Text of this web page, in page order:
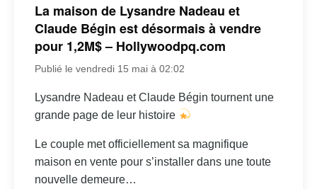
La maison de Lysandre Nadeau et
Claude Bégin est désormais à vendre
pour 1,2M$ – Hollywoodpq.com
Publié le vendredi 15 mai à 02:02
Lysandre Nadeau et Claude Bégin tournent une
grande page de leur histoire
Le couple met officiellement sa magnifique
maison en vente pour s’installer dans une toute
nouvelle demeure…